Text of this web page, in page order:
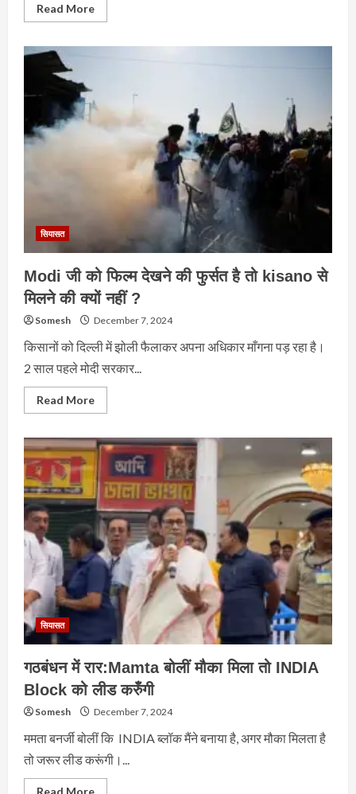
Read MoreRead
more
सियासत
Modi जी को फिल्म देखने की फुर्सत है तो kisano से
मिलने की क्यों नहीं ?
Somesh December 7, 2024
किसानों को दिल्ली में झोली फैलाकर अपना अधिकार माँगना पड़ रहा है।
2 साल पहले मोदी सरकार...
Read MoreRead
more
जी
को
देखने
की
फुर्सत
है
तो
kisano
से
मिलने
की
नहीं
सियासत
गठबंधन में रार:Mamta बोलीं मौका मिला तो INDIA
Block को लीड करुँगी
Somesh December 7, 2024
ममता बनर्जी बोलीं कि INDIA ब्लॉक मैंने बनाया है, अगर मौका मिलता है
तो जरूर लीड करूंगी।...
Read MoreRead